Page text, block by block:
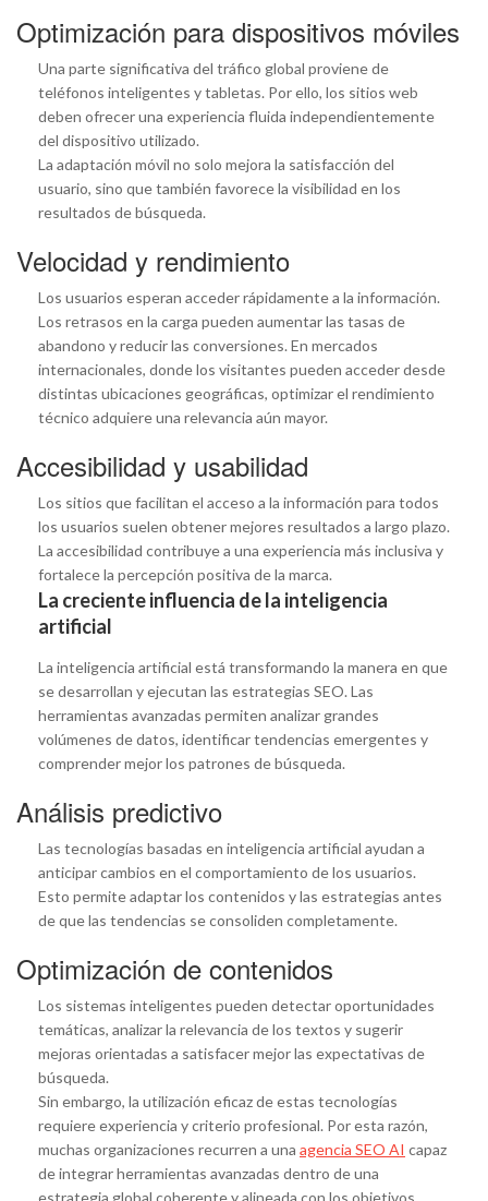
Optimización para dispositivos móviles
Una parte significativa del tráfico global proviene de
teléfonos inteligentes y tabletas. Por ello, los sitios web
deben ofrecer una experiencia fluida independientemente
del dispositivo utilizado.
La adaptación móvil no solo mejora la satisfacción del
usuario, sino que también favorece la visibilidad en los
resultados de búsqueda.
Velocidad y rendimiento
Los usuarios esperan acceder rápidamente a la información.
Los retrasos en la carga pueden aumentar las tasas de
abandono y reducir las conversiones. En mercados
internacionales, donde los visitantes pueden acceder desde
distintas ubicaciones geográficas, optimizar el rendimiento
técnico adquiere una relevancia aún mayor.
Accesibilidad y usabilidad
Los sitios que facilitan el acceso a la información para todos
los usuarios suelen obtener mejores resultados a largo plazo.
La accesibilidad contribuye a una experiencia más inclusiva y
fortalece la percepción positiva de la marca.
La creciente influencia de la inteligencia
artificial
La inteligencia artificial está transformando la manera en que
se desarrollan y ejecutan las estrategias SEO. Las
herramientas avanzadas permiten analizar grandes
volúmenes de datos, identificar tendencias emergentes y
comprender mejor los patrones de búsqueda.
Análisis predictivo
Las tecnologías basadas en inteligencia artificial ayudan a
anticipar cambios en el comportamiento de los usuarios.
Esto permite adaptar los contenidos y las estrategias antes
de que las tendencias se consoliden completamente.
Optimización de contenidos
Los sistemas inteligentes pueden detectar oportunidades
temáticas, analizar la relevancia de los textos y sugerir
mejoras orientadas a satisfacer mejor las expectativas de
búsqueda.
Sin embargo, la utilización eficaz de estas tecnologías
requiere experiencia y criterio profesional. Por esta razón,
muchas organizaciones recurren a una agencia SEO AI capaz
de integrar herramientas avanzadas dentro de una
estrategia global coherente y alineada con los objetivos